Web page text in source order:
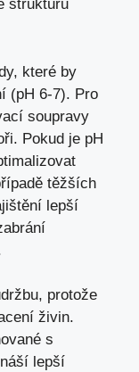
strukturu
které by
(pH 6-7). Pro
soupravy
Pokud je pH
těžších
lepší
protože
živin.
s
lepší